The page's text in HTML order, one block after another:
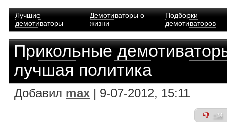
Лучшие
демотиваторы
Демотиваторы о
жизни
Подборки
демотиваторов
Прикольные
лучшая политика
Добавил max | 9-07-2012, 15:11
+34